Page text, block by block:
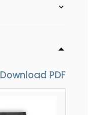
Download PDF